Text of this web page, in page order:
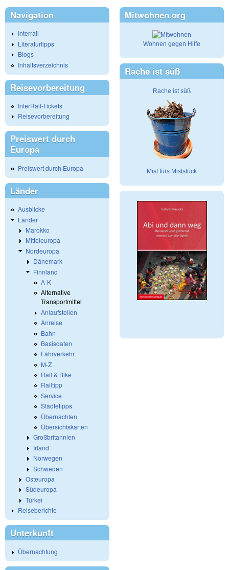
Navigation
Interrail
Literaturtipps
Blogs
Inhaltsverzeichnis
Reisevorbereitung
InterRail-Tickets
Reisevorbereitung
Preiswert durch
Europa
Preiswert durch Europa
Länder
Ausblicke
Länder
Marokko
Mitteleuropa
Nordeuropa
Dänemark
Finnland
A-K
Alternative
Transportmittel
Anlaufstellen
Anreise
Bahn
Basisdaten
Fährverkehr
M-Z
Rail & Bike
Railtipp
Service
Städtetipps
Übernachten
Übersichtskarten
Großbritannien
Irland
Norwegen
Schweden
Osteuropa
Südeuropa
Türkei
Reiseberichte
Unterkunft
Übernachtung
Mitwohnen.org
Wohnen gegen Hilfe
Rache ist süß
Rache ist süß
Mist fürs Miststück